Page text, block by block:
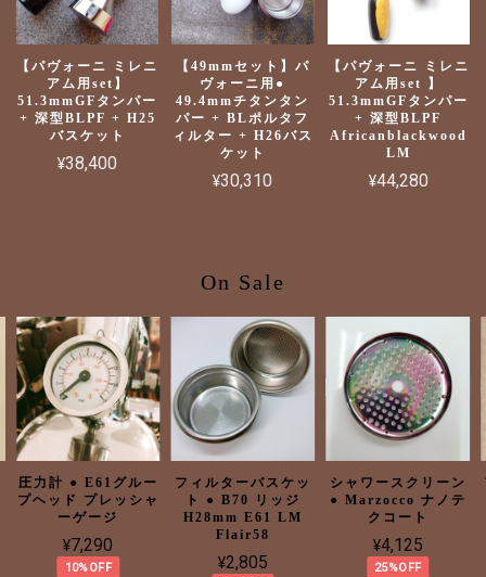
【パヴォーニ ミレニ
アム用set】
51.3mmGFタンパー
+ 深型BLPF + H25
バスケット
¥38,400
【49mmセット】パ
ヴォーニ用●
49.4mmチタンタン
パー + BLポルタフ
ィルター + H26バス
ケット
¥30,310
【パヴォーニ ミレニ
アム用set 】
51.3mmGFタンパー
+ 深型BLPF
Africanblackwood
LM
¥44,280
On Sale
圧力計 ● E61グルー
プヘッド プレッシャ
ーゲージ
¥7,290
10%OFF
フィルターバスケッ
ト ● B70 リッジ
H28mm E61 LM
Flair58
¥2,805
シャワースクリーン
● Marzocco ナノテ
クコート
¥4,125
25%OFF